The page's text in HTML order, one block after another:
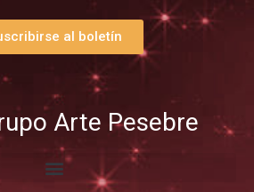
al boletín
Arte Pesebre